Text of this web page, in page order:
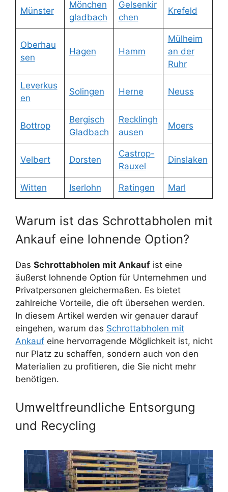
Münster
Mönchen
gladbach
Gelsenkir
chen
Krefeld
Oberhau
sen
Hagen Hamm
Mülheim
an der
Ruhr
Leverkus
en
Solingen Herne Neuss
Bottrop
Bergisch
Gladbach
Recklingh
ausen
Moers
Velbert Dorsten
Castrop-
Rauxel
Dinslaken
Witten Iserlohn Ratingen Marl
Warum ist das Schrottabholen mit
Ankauf eine lohnende Option?
Das Schrottabholen mit Ankauf ist eine
äußerst lohnende Option für Unternehmen und
Privatpersonen gleichermaßen. Es bietet
zahlreiche Vorteile, die oft übersehen werden.
In diesem Artikel werden wir genauer darauf
eingehen, warum das Schrottabholen mit
Ankauf eine hervorragende Möglichkeit ist, nicht
nur Platz zu schaffen, sondern auch von den
Materialien zu profitieren, die Sie nicht mehr
benötigen.
Umweltfreundliche Entsorgung
und Recycling